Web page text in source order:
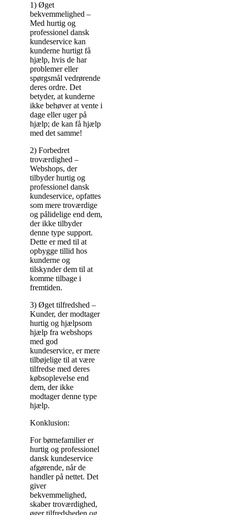
1) Øget
bekvemmelighed –
Med hurtig og
professionel dansk
kundeservice kan
kunderne hurtigt få
hjælp, hvis de har
problemer eller
spørgsmål vedrørende
deres ordre. Det
betyder, at kunderne
ikke behøver at vente i
dage eller uger på
hjælp; de kan få hjælp
med det samme!
2) Forbedret
troværdighed –
Webshops, der
tilbyder hurtig og
professionel dansk
kundeservice, opfattes
som mere troværdige
og pålidelige end dem,
der ikke tilbyder
denne type support.
Dette er med til at
opbygge tillid hos
kunderne og
tilskynder dem til at
komme tilbage i
fremtiden.
3) Øget tilfredshed –
Kunder, der modtager
hurtig og hjælpsom
hjælp fra webshops
med god
kundeservice, er mere
tilbøjelige til at være
tilfredse med deres
købsoplevelse end
dem, der ikke
modtager denne type
hjælp.
Konklusion:
For børnefamilier er
hurtig og professionel
dansk kundeservice
afgørende, når de
handler på nettet. Det
giver
bekvemmelighed,
skaber troværdighed,
øger tilfredsheden og